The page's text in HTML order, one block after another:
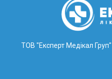
ТОВ "Експерт Медікал Груп"